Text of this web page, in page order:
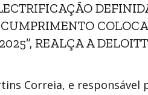
REALÇA A
Correia, e responsável